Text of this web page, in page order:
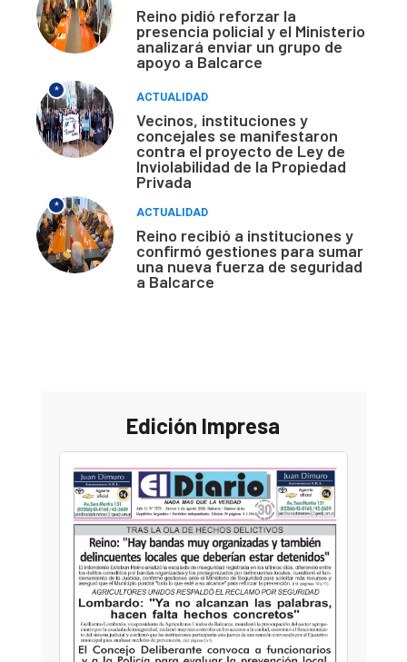
Reino pidió reforzar la
presencia policial y el Ministerio
analizará enviar un grupo de
apoyo a Balcarce
*
ACTUALIDAD
Vecinos, instituciones y
concejales se manifestaron
contra el proyecto de Ley de
Inviolabilidad de la Propiedad
Privada
*
ACTUALIDAD
Reino recibió a instituciones y
confirmó gestiones para sumar
una nueva fuerza de seguridad
a Balcarce
Edición Impresa